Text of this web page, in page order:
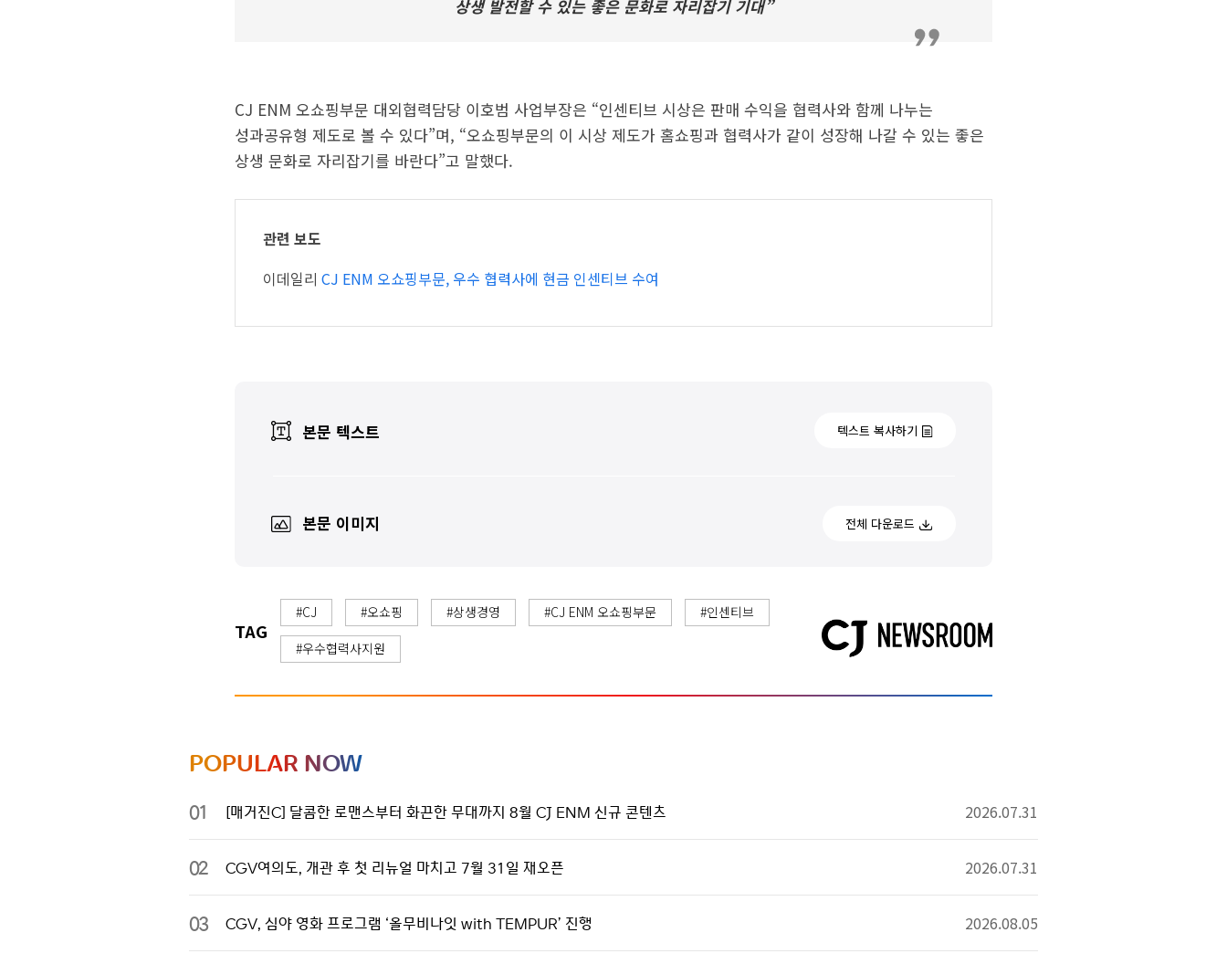
상생 발전할 수 있는 좋은 문화로 자리잡기 기대”
CJ ENM 오쇼핑부문 대외협력담당 이호범 사업부장은 “인센티브 시상은 판매 수익을 협력사와 함께 나누는
성과공유형 제도로 볼 수 있다”며, “오쇼핑부문의 이 시상 제도가 홈쇼핑과 협력사가 같이 성장해 나갈 수 있는 좋은
상생 문화로 자리잡기를 바란다”고 말했다.
관련 보도
이데일리 CJ ENM 오쇼핑부문, 우수 협력사에 현금 인센티브 수여
본문 텍스트 텍스트 복사하기
본문 이미지 전체 다운로드
TAG
#CJ #오쇼핑 #상생경영 #CJ ENM 오쇼핑부문
#인센티브
#우수협력사지원
POPULAR NOW
01 [매거진C] 달콤한 로맨스부터 화끈한 무대까지 8월 CJ ENM 신규 콘텐츠 2026.07.31
02 CGV여의도, 개관 후 첫 리뉴얼 마치고 7월 31일 재오픈 2026.07.31
03 CGV, 심야 영화 프로그램 ‘올무비나잇 with TEMPUR’ 진행 2026.08.05